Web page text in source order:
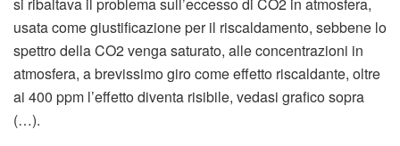
si ribaltava il problema sull’eccesso di CO2 in atmosfera,
usata come giustificazione per il riscaldamento, sebbene lo
spettro della CO2 venga saturato, alle concentrazioni in
atmosfera, a brevissimo giro come effetto riscaldante, oltre
ai 400 ppm l’effetto diventa risibile, vedasi grafico sopra
(…).